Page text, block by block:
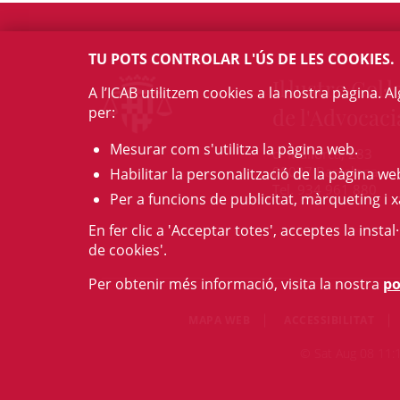
Il·lustre
c/ Mallorca, 283
08037 Barcelona
Tel. 934 961 880
© Sat Aug 08
TU POTS CONTROLAR L'ÚS DE LES COOKIES.
A l’ICAB utilitzem cookies a la nostra
per:
Mesurar com s'utilitza la pàgina web.
Habilitar la personalització de la pàgina
Per a funcions de publicitat, màrqueting i
En fer clic a 'Acceptar totes', acceptes la
de cookies'.
Per obtenir més informació, visita la nostra